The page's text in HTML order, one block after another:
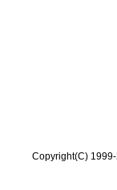
Copyright(C)